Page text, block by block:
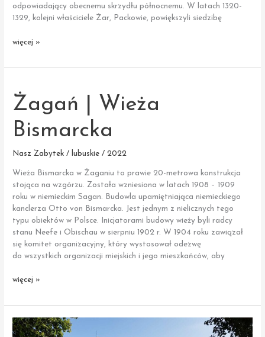
odpowiadający obecnemu skrzydłu północnemu. W latach 1320-
1329, kolejni właściciele Żar, Packowie, powiększyli siedzibę
Żary
Zamek
Promnitzów
więcej »
Żagań | Wieża
Bismarcka
Nasz Zabytek / lubuskie / 2022
Wieża Bismarcka w Żaganiu to prawie 20-metrowa konstrukcja
stojąca na wzgórzu. Została wzniesiona w latach 1908 – 1909
roku w niemieckim Sagan. Budowla upamiętniająca niemieckiego
kanclerza Otto von Bismarcka. Jest jednym z nielicznych tego
typu obiektów w Polsce. Inicjatorami budowy wieży byli radcy
stanu Neefe i Obischau w sierpniu 1902 r. W 1904 roku zawiązał
się komitet organizacyjny, który wystosował odezwę
do wszystkich organizacji miejskich i jego mieszkańców, aby
Żagań
więcej »